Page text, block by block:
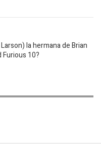
la hermana de Brian
Furious 10?